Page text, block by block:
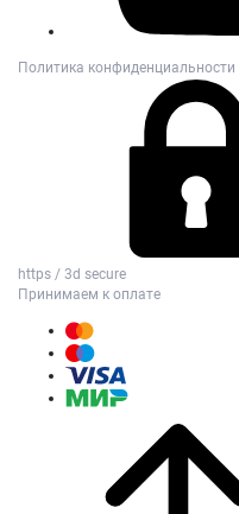
Политика конфиденциальности
https / 3d secure
Принимаем к оплате